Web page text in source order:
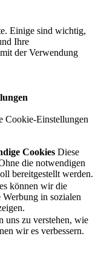
Einige sind wichtig,
Ihre
der Verwendung
Cookie-Einstellungen
Cookies Diese
die notwendigen
bereitgestellt werden.
können wir die
Werbung in sozialen
uns zu verstehen, wie
wir es verbessern.